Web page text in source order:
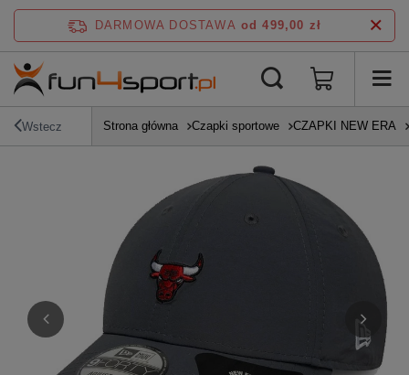
DARMOWA DOSTAWA od 499,00 zł
Wstecz Strona główna Czapki sportowe CZAPKI NEW ERA